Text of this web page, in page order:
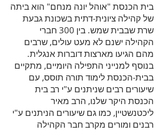
בית הכנסת "אוהל יונה מנחם" הוא ביתה
של קהילה ציונית-דתית בשכונת גבעת
שרת שבבית שמש. בין 300 חברי
הקהילה ישנם לא מעט עולים, שרבים
מהם הגיעו מארצות דוברות אנגלית.
בנוסף למנייני התפילה היומיים, מתקיים
בבית-הכנסת לימוד תורה תוסס, עם
שיעורים רבים שניתנים ע"י רב בית
הכנסת היקר שלנו, הרב מאיר
ליכטנשטיין, כמו גם שיעורים הניתנים ע"י
רבנים ומורים מקרב חבר הקהילה